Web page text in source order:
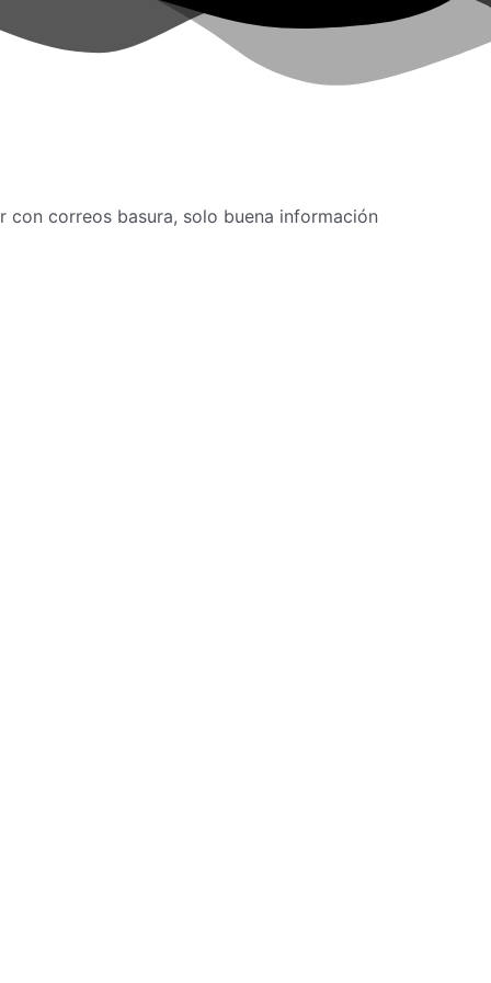
correos basura, solo buena información